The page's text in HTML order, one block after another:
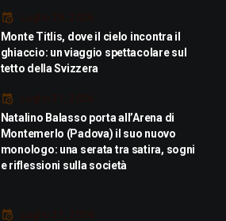
Luglio 29, 2026
Monte Titlis, dove il cielo incontra il
ghiaccio: un viaggio spettacolare sul
tetto della Svizzera
Luglio 21, 2026
Natalino Balasso porta all’Arena di
Montemerlo (Padova) il suo nuovo
monologo: una serata tra satira, sogni
e riflessioni sulla società
Luglio 21, 2026